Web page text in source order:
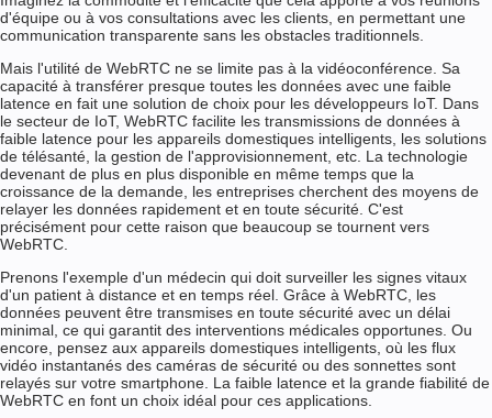
d'équipe ou à vos consultations avec les clients, en permettant une
communication transparente sans les obstacles traditionnels.
Mais l'utilité de WebRTC ne se limite pas à la vidéoconférence. Sa
capacité à transférer presque toutes les données avec une faible
latence en fait une solution de choix pour les développeurs IoT. Dans
le secteur de IoT, WebRTC facilite les transmissions de données à
faible latence pour les appareils domestiques intelligents, les solutions
de télésanté, la gestion de l'approvisionnement, etc. La technologie
devenant de plus en plus disponible en même temps que la
croissance de la demande, les entreprises cherchent des moyens de
relayer les données rapidement et en toute sécurité. C'est
précisément pour cette raison que beaucoup se tournent vers
WebRTC.
Prenons l'exemple d'un médecin qui doit surveiller les signes vitaux
d'un patient à distance et en temps réel. Grâce à WebRTC, les
données peuvent être transmises en toute sécurité avec un délai
minimal, ce qui garantit des interventions médicales opportunes. Ou
encore, pensez aux appareils domestiques intelligents, où les flux
vidéo instantanés des caméras de sécurité ou des sonnettes sont
relayés sur votre smartphone. La faible latence et la grande fiabilité de
WebRTC en font un choix idéal pour ces applications.